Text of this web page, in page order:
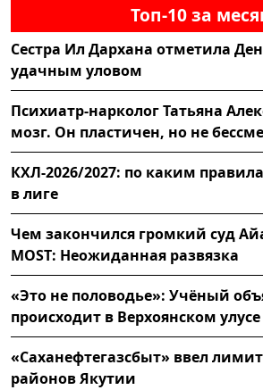
Топ-10 за
Сестра Ил Дархана отметила
удачным уловом
Психиатр-нарколог Татьяна
мозг. Он пластичен, но не
КХЛ-2026/2027: по каким
в лиге
Чем закончился громкий суд
MOST: Неожиданная развязка
«Это не половодье»: Учёный
происходит в Верхоянском улусе
«Саханефтегазсбыт» ввел
районов Якутии